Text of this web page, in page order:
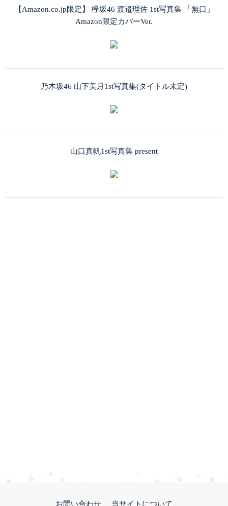
【Amazon.co.jp限定】 欅坂46 渡邉理佐 1st写真集 「無口」
Amazon限定カバーVer.
乃木坂46 山下美月1st写真集(タイトル未定)
山口真帆1st写真集 present
お問い合わせ 当サイトについて